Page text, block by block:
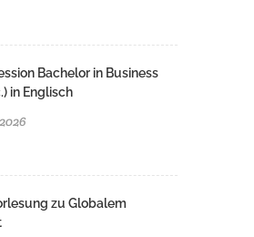
Bachelor in Business
in Englisch
zu Globalem